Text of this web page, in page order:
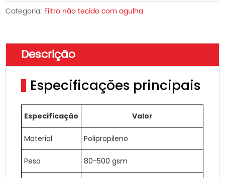
Categoria: Filtro não tecido com agulha
Descrição
Especificações principais
Especificação Valor
Material Polipropileno
Peso 80-500 gsm